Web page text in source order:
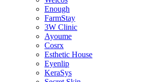
Enough
FarmStay
3W Clinic
Ayoume
Cosrx
Esthetic House
Eyenlip
KeraSys